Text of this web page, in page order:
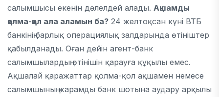
салымшысы екенін дәлелдей алады. Ақшамды
қолма-қол ала аламын ба? 24 желтоқсан күні ВТБ
банкінің барлық операциялық залдарында өтініштер
қабылданады. Оған дейін агент-банк
салымшылардың өтінішін қарауға құқылы емес.
Ақшалай қаражаттар қолма-қол ақшамен немесе
салымшының жарамды банк шотына аудару арқылы